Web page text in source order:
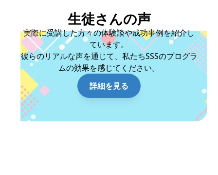
生徒さんの声
実際に受講した方々の体験談や成功事例を紹介し
ています。
彼らのリアルな声を通じて、私たちSSSのプログラ
ムの効果を感じてください。
詳細を見る